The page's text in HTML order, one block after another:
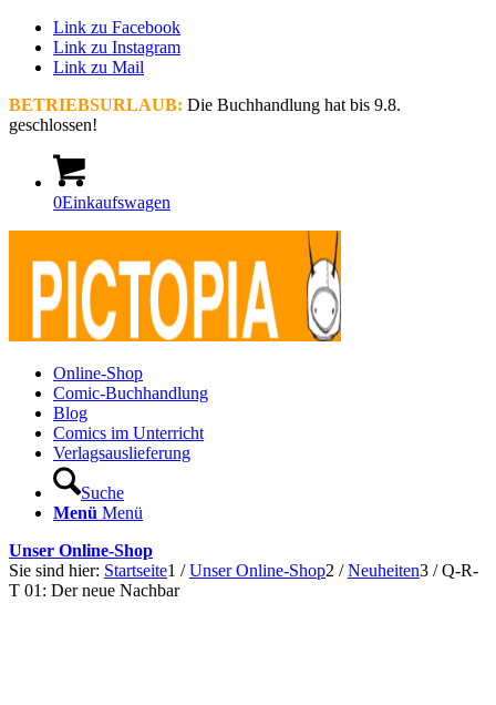
Link zu Facebook
Link zu Instagram
Link zu Mail
BETRIEBSURLAUB: Die Buchhandlung hat bis 9.8.
geschlossen!
0Einkaufswagen
Online-Shop
Comic-Buchhandlung
Blog
Comics im Unterricht
Verlagsauslieferung
Suche
Menü Menü
Unser Online-Shop
Sie sind hier: Startseite1 / Unser Online-Shop2 / Neuheiten3 / Q-R-
T 01: Der neue Nachbar